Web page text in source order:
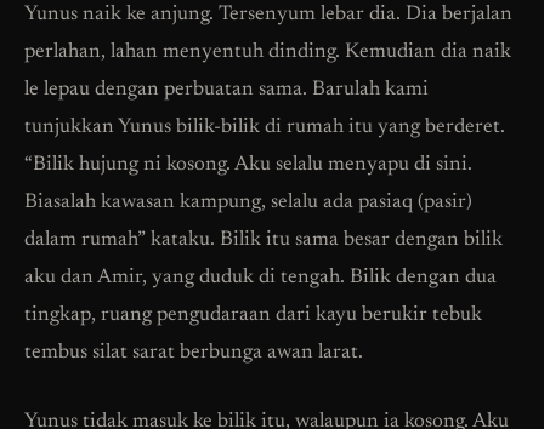
Yunus naik ke anjung. Tersenyum lebar dia. Dia berjalan
perlahan, lahan menyentuh dinding. Kemudian dia naik
le lepau dengan perbuatan sama. Barulah kami
tunjukkan Yunus bilik-bilik di rumah itu yang berderet.
“Bilik hujung ni kosong. Aku selalu menyapu di sini.
Biasalah kawasan kampung, selalu ada pasiaq (pasir)
dalam rumah” kataku. Bilik itu sama besar dengan bilik
aku dan Amir, yang duduk di tengah. Bilik dengan dua
tingkap, ruang pengudaraan dari kayu berukir tebuk
tembus silat sarat berbunga awan larat.
Yunus tidak masuk ke bilik itu, walaupun ia kosong. Aku